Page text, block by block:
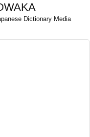
Dictionary Media